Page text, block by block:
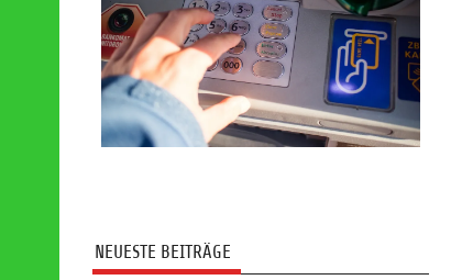
NEUESTE BEITRÄGE